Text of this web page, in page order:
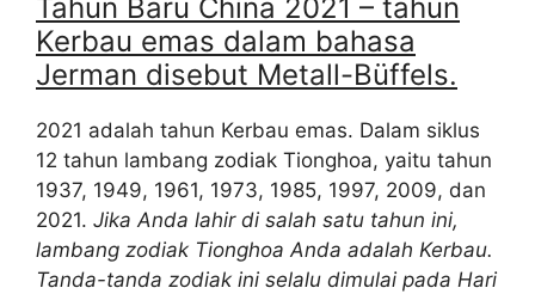
Tahun Baru China 2021 – tahun
Kerbau emas dalam bahasa
Jerman disebut Metall-Büffels.
2021 adalah tahun Kerbau emas. Dalam siklus
12 tahun lambang zodiak Tionghoa, yaitu tahun
1937, 1949, 1961, 1973, 1985, 1997, 2009, dan
2021. Jika Anda lahir di salah satu tahun ini,
lambang zodiak Tionghoa Anda adalah Kerbau.
Tanda-tanda zodiak ini selalu dimulai pada Hari